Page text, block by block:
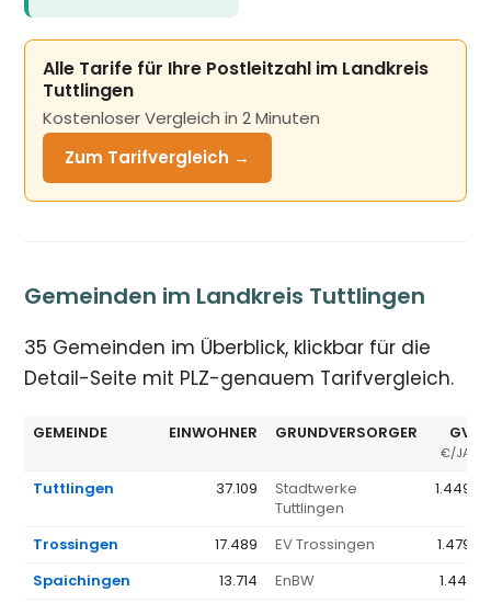
Alle Tarife für Ihre Postleitzahl im Landkreis
Tuttlingen
Kostenloser Vergleich in 2 Minuten
Zum Tarifvergleich →
Gemeinden im Landkreis Tuttlingen
35 Gemeinden im Überblick, klickbar für die
Detail-Seite mit PLZ-genauem Tarifvergleich.
GEMEINDE EINWOHNER GRUNDVERSORGER GV Ø
€/JAHR
Tuttlingen 37.109
Stadtwerke
Tuttlingen
1.449 €
Trossingen 17.489 EV Trossingen
1.479 €
Spaichingen
13.714 EnBW
1.441 €